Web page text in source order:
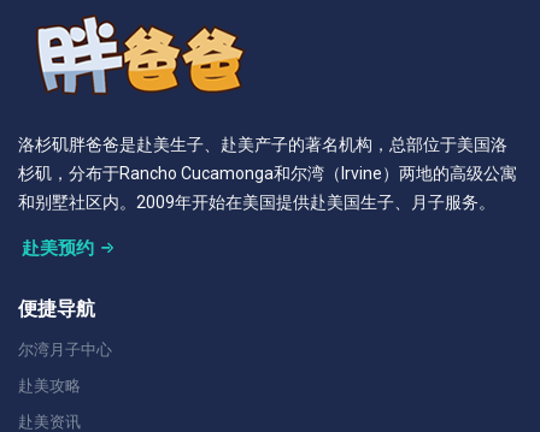
洛杉矶胖爸爸是赴美生子、赴美产子的著名机构，总部位于美国洛
杉矶，分布于Rancho Cucamonga和尔湾（Irvine）两地的高级公寓
和别墅社区内。2009年开始在美国提供赴美国生子、月子服务。
赴美预约
便捷导航
尔湾月子中心
赴美攻略
赴美资讯